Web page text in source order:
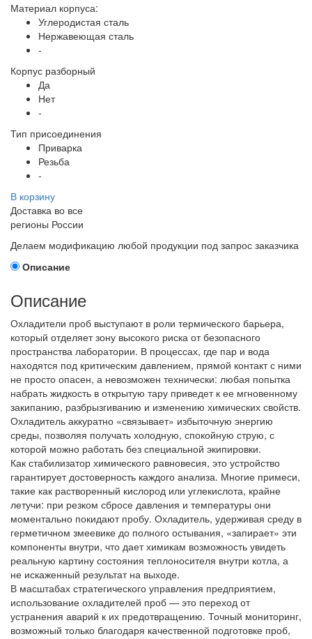
Материал корпуса:
Углеродистая сталь
Нержавеющая сталь
-
Корпус разборный
Да
Нет
-
Тип присоединения
Приварка
Резьба
-
В корзину
Доставка во все
регионы России
Делаем модификацию любой продукции под запрос заказчика
Описание
Описание
Охладители проб выступают в роли термического барьера,
который отделяет зону высокого риска от безопасного
пространства лаборатории. В процессах, где пар и вода
находятся под критическим давлением, прямой контакт с ними
не просто опасен, а невозможен технически: любая попытка
набрать жидкость в открытую тару приведет к ее мгновенному
закипанию, разбрызгиванию и изменению химических свойств.
Охладитель аккуратно «связывает» избыточную энергию
среды, позволяя получать холодную, спокойную струю, с
которой можно работать без специальной экипировки.
Как стабилизатор химического равновесия, это устройство
гарантирует достоверность каждого анализа. Многие примеси,
такие как растворенный кислород или углекислота, крайне
летучи: при резком сбросе давления и температуры они
моментально покидают пробу. Охладитель, удерживая среду в
герметичном змеевике до полного остывания, «запирает» эти
компоненты внутри, что дает химикам возможность увидеть
реальную картину состояния теплоносителя внутри котла, а
не искаженный результат на выходе.
В масштабах стратегического управления предприятием,
использование охладителей проб — это переход от
устранения аварий к их предотвращению. Точный мониторинг,
возможный только благодаря качественной подготовке проб,